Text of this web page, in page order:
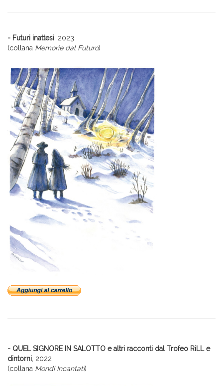
- Futuri inattesi , 2023
(collana Memorie dal Futuro)
- QUEL SIGNORE IN SALOTTO e altri racconti dal Trofeo RiLL e
dintorni , 2022
(collana Mondi Incantati)